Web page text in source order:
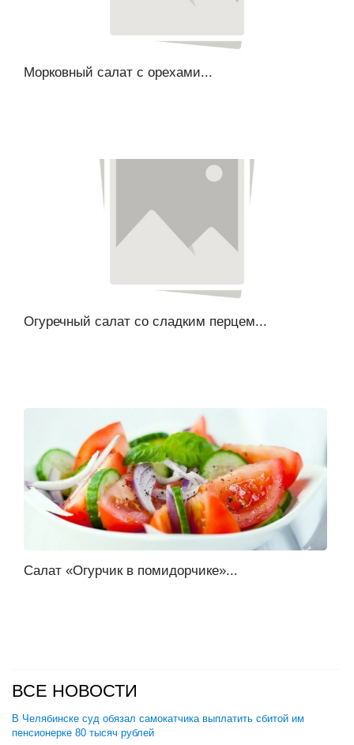
Морковный салат с орехами...
Огуречный салат со сладким перцем...
Салат «Огурчик в помидорчике»...
ВСЕ НОВОСТИ
В Челябинске суд обязал самокатчика выплатить сбитой им
пенсионерке 80 тысяч рублей